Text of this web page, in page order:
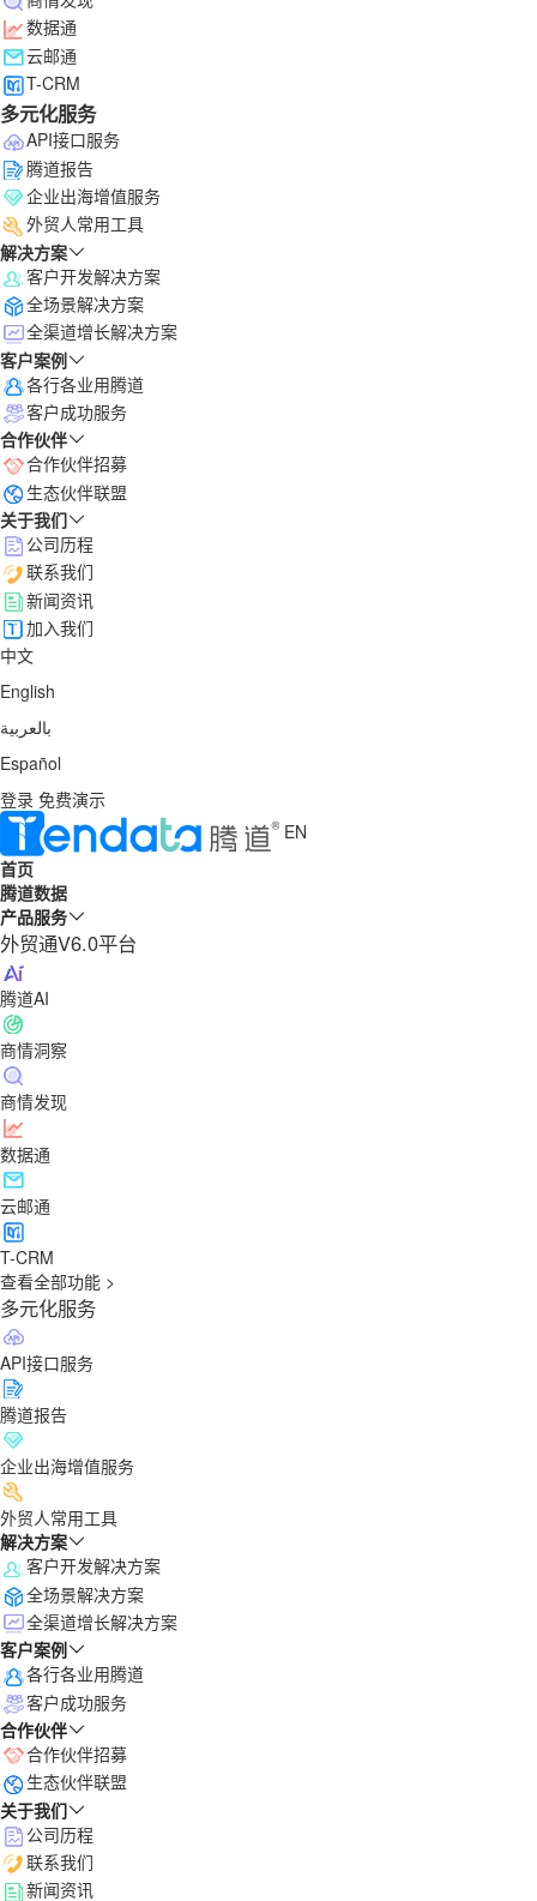
数据通
云邮通
T-CRM
多元化服务
API接口服务
腾道报告
企业出海增值服务
外贸人常用工具
解决方案
客户开发解决方案
全场景解决方案
全渠道增长解决方案
客户案例
各行各业用腾道
客户成功服务
合作伙伴
合作伙伴招募
生态伙伴联盟
关于我们
公司历程
联系我们
新闻资讯
加入我们
中文
English
بالعربية
Español
登录 免费演示
EN
首页
腾道数据
产品服务
外贸通V6.0平台
腾道AI
商情洞察
商情发现
数据通
云邮通
T-CRM
查看全部功能 >
多元化服务
API接口服务
腾道报告
企业出海增值服务
外贸人常用工具
解决方案
客户开发解决方案
全场景解决方案
全渠道增长解决方案
客户案例
各行各业用腾道
客户成功服务
合作伙伴
合作伙伴招募
生态伙伴联盟
关于我们
公司历程
联系我们
新闻资讯